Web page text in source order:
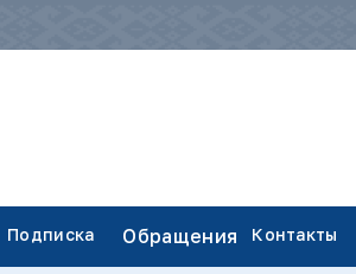
Подписка Обращения Контакты